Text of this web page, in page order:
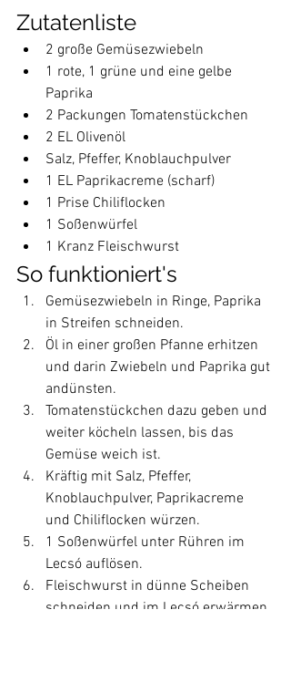
Zutatenliste
2 große Gemüsezwiebeln
1 rote, 1 grüne und eine gelbe
Paprika
2 Packungen Tomatenstückchen
2 EL Olivenöl
Salz, Pfeffer, Knoblauchpulver
1 EL Paprikacreme (scharf)
1 Prise Chiliflocken
1 Soßenwürfel
1 Kranz Fleischwurst
So funktioniert's
Gemüsezwiebeln in Ringe, Paprika
in Streifen schneiden.
Öl in einer großen Pfanne erhitzen
und darin Zwiebeln und Paprika gut
andünsten.
Tomatenstückchen dazu geben und
weiter köcheln lassen, bis das
Gemüse weich ist.
Kräftig mit Salz, Pfeffer,
Knoblauchpulver, Paprikacreme
und Chiliflocken würzen.
1 Soßenwürfel unter Rühren im
Lecsó auflösen.
Fleischwurst in dünne Scheiben
schneiden und im Lecsó erwärmen.